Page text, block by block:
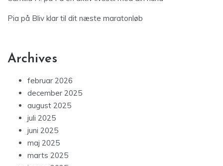
Pia på Bliv klar til dit næste maratonløb
Archives
februar 2026
december 2025
august 2025
juli 2025
juni 2025
maj 2025
marts 2025